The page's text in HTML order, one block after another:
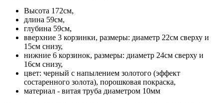
Высота 172см,
длина 59см,
глубина 59см,
вверхние 3 корзинки, размеры: диаметр 22см сверху и
15см снизу,
нижние 6 корзинок, размеры: диаметр 24см сверху и
16см снизу,
цвет: черный с напылением золотого (эффект
состаренного золота), порошковая покраска,
материал - витая труба диаметром 10мм